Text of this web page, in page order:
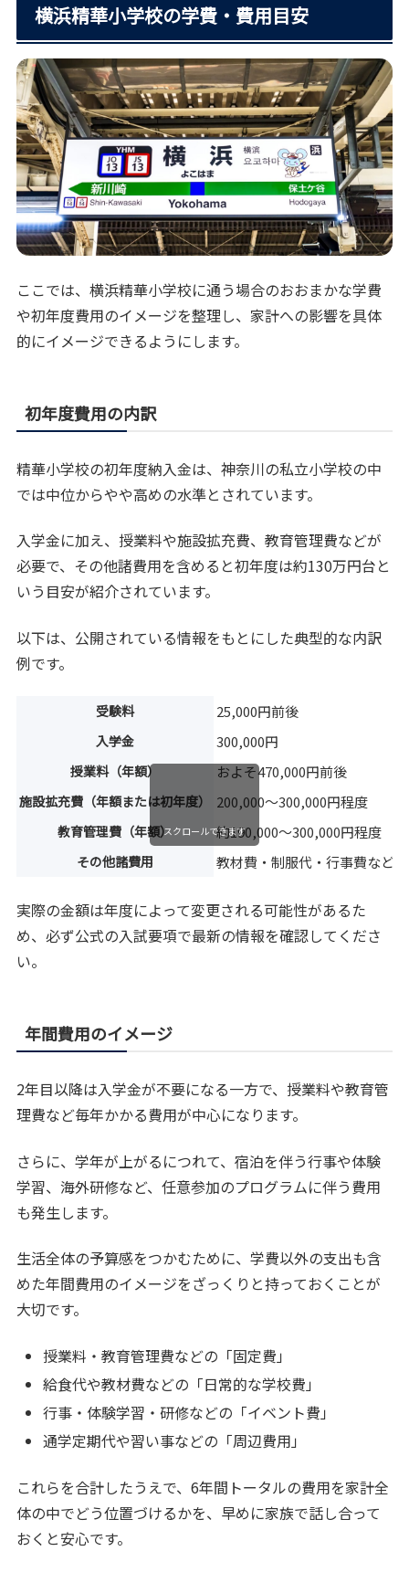
横浜精華小学校の学費・費用目安
ここでは、横浜精華小学校に通う場合のおおまかな学費
や初年度費用のイメージを整理し、家計への影響を具体
的にイメージできるようにします。
初年度費用の内訳
精華小学校の初年度納入金は、神奈川の私立小学校の中
では中位からやや高めの水準とされています。
入学金に加え、授業料や施設拡充費、教育管理費などが
必要で、その他諸費用を含めると初年度は約130万円台と
いう目安が紹介されています。
以下は、公開されている情報をもとにした典型的な内訳
例です。
受験料 25,000円前後
入学金 300,000円
授業料（年額） およそ470,000円前後
施設拡充費（年額または初年度） 200,000〜300,000円程度
教育管理費（年額） 約190,000〜300,000円程度
その他諸費用 教材費・制服代・行事費など
スクロールできます
実際の金額は年度によって変更される可能性があるた
め、必ず公式の入試要項で最新の情報を確認してくださ
い。
年間費用のイメージ
2年目以降は入学金が不要になる一方で、授業料や教育管
理費など毎年かかる費用が中心になります。
さらに、学年が上がるにつれて、宿泊を伴う行事や体験
学習、海外研修など、任意参加のプログラムに伴う費用
も発生します。
生活全体の予算感をつかむために、学費以外の支出も含
めた年間費用のイメージをざっくりと持っておくことが
大切です。
授業料・教育管理費などの「固定費」
給食代や教材費などの「日常的な学校費」
行事・体験学習・研修などの「イベント費」
通学定期代や習い事などの「周辺費用」
これらを合計したうえで、6年間トータルの費用を家計全
体の中でどう位置づけるかを、早めに家族で話し合って
おくと安心です。